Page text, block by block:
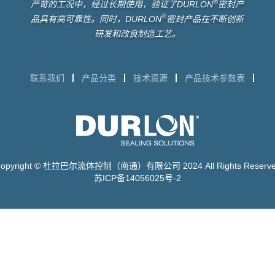
严苛的工况中，经过长期使用，验证了DURLON 密封产
品具有高可靠性。同时，DURLON®密封产品在不断创新
研发和改良制造工艺。
联系我们 产品分类 技术资源 产品技术参数表
© 杜拉巴尔流体控制（南通）有限公司 2024 All Rights
苏ICP备14056025号-2